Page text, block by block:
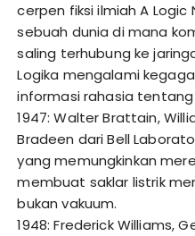
cerpen fiksi ilmiah A
sebuah dunia di mana
saling terhubung ke
Logika mengalami
informasi rahasia
1947: Walter Brattain,
Bradeen dari Bell
yang memungkinkan
membuat saklar listrik
bukan vakuum.
1948: Frederick Williams,